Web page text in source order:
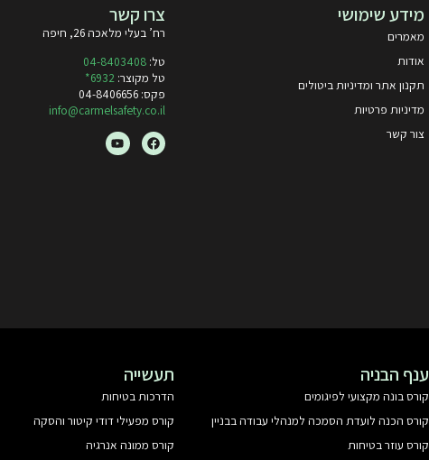
מידע שימושי
מאמרים
אודות
תקנון אתר ומדיניות ביטולים
מדיניות פרטיות
צור קשר
צרו קשר
רח’ בעלי מלאכה 26, חיפה
טל: 04-8403408
טל מקוצר: 6932
*
פקס: 04-8406656
info@carmelsafety.co.il
ענף הבניה
קורס בונה מקצועי לפיגומים
קורס הכנה לועדת הסמכה למנהלי עבודה בבניין
קורס עוזר בטיחות
תעשייה
הדרכות בטיחות
קורס מפעילי דודי קיטור והסקה
קורס ממונה אנרגיה